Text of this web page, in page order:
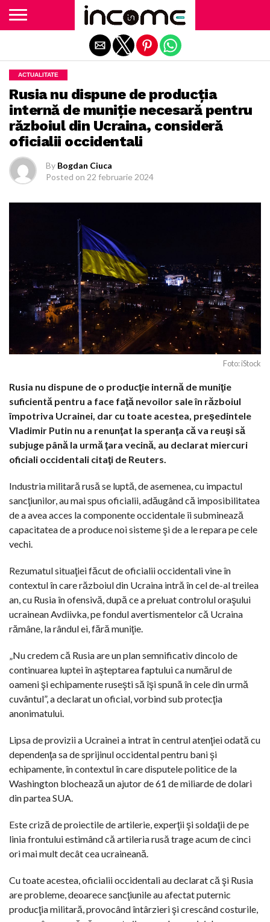
ACTUALITATE
Rusia nu dispune de producţia
internă de muniţie necesară pentru
războiul din Ucraina, consideră
oficialii occidentali
By Bogdan Ciuca
Posted on 22 februarie 2024
Foto: iStock
Rusia nu dispune de o producţie internă de muniţie
suficientă pentru a face faţă nevoilor sale în războiul
împotriva Ucrainei, dar cu toate acestea, preşedintele
Vladimir Putin nu a renunţat la speranţa că va reuşi să
subjuge până la urmă ţara vecină, au declarat miercuri
oficiali occidentali citaţi de Reuters.
Industria militară rusă se luptă, de asemenea, cu impactul
sancţiunilor, au mai spus oficialii, adăugând că imposibilitatea
de a avea acces la componente occidentale îi subminează
capacitatea de a produce noi sisteme şi de a le repara pe cele
vechi.
Rezumatul situaţiei făcut de oficialii occidentali vine în
contextul în care războiul din Ucraina intră în cel de-al treilea
an, cu Rusia în ofensivă, după ce a preluat controlul oraşului
ucrainean Avdiivka, pe fondul avertismentelor că Ucraina
rămâne, la rândul ei, fără muniţie.
„Nu credem că Rusia are un plan semnificativ dincolo de
continuarea luptei în aşteptarea faptului ca numărul de
oameni şi echipamente ruseşti să îşi spună în cele din urmă
cuvântul”, a declarat un oficial, vorbind sub protecţia
anonimatului.
Lipsa de provizii a Ucrainei a intrat în centrul atenţiei odată cu
dependenţa sa de sprijinul occidental pentru bani şi
echipamente, în contextul în care disputele politice de la
Washington blochează un ajutor de 61 de miliarde de dolari
din partea SUA.
Este criză de proiectile de artilerie, experţii şi soldaţii de pe
linia frontului estimând că artileria rusă trage acum de cinci
ori mai mult decât cea ucraineană.
Cu toate acestea, oficialii occidentali au declarat că şi Rusia
are probleme, deoarece sancţiunile au afectat puternic
producţia militară, provocând întârzieri şi crescând costurile,
Exit mobile version